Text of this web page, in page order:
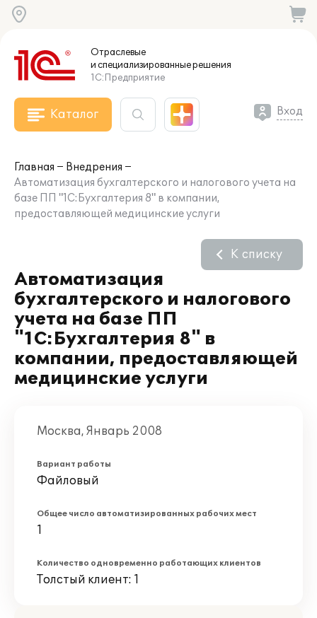
Отраслевые
и специализированныерешения
1С:Предприятие
Каталог Вход
Главная
Внедрения
Автоматизация бухгалтерского и налогового учета на
базе ПП "1С:Бухгалтерия 8" в компании,
предоставляющей медицинские услуги
Автоматизация
бухгалтерского и налогового
учета на базе ПП
"1С:Бухгалтерия 8" в
компании, предоставляющей
медицинские услуги
К списку
Москва, Январь 2008
Вариант работы
Файловый
Общее число автоматизированных рабочих мест
1
Количество одновременно работающих клиентов
Толстый клиент: 1